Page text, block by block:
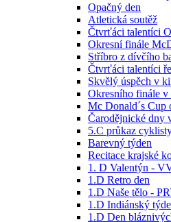
Opačný den
Atletická soutěž
Čtvrťáci talentíci
Okresní finále
Stříbro z dívčího
Čtvrťáci talentíci
Skvělý úspěch v
Okresního finále v
Mc Donald´s Cup
Čarodějnické dny
5.C průkaz
Barevný týden
Recitace krajské
1. D Valentýn -
1.D Retro den
1.D Naše tělo -
1.D Indiánský
1.D Den